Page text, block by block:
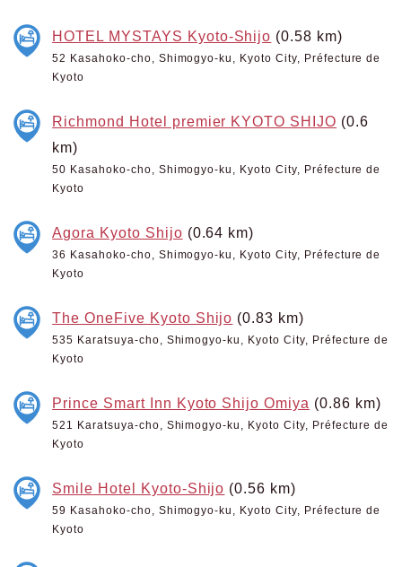
HOTEL MYSTAYS Kyoto-Shijo (0.58 km)
52 Kasahoko-cho, Shimogyo-ku, Kyoto City, Préfecture de
Kyoto
Richmond Hotel premier KYOTO SHIJO (0.6
km)
50 Kasahoko-cho, Shimogyo-ku, Kyoto City, Préfecture de
Kyoto
Agora Kyoto Shijo (0.64 km)
36 Kasahoko-cho, Shimogyo-ku, Kyoto City, Préfecture de
Kyoto
The OneFive Kyoto Shijo (0.83 km)
535 Karatsuya-cho, Shimogyo-ku, Kyoto City, Préfecture de
Kyoto
Prince Smart Inn Kyoto Shijo Omiya (0.86 km)
521 Karatsuya-cho, Shimogyo-ku, Kyoto City, Préfecture de
Kyoto
Smile Hotel Kyoto-Shijo (0.56 km)
59 Kasahoko-cho, Shimogyo-ku, Kyoto City, Préfecture de
Kyoto